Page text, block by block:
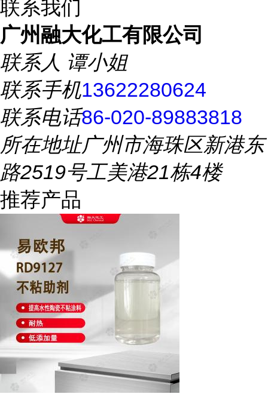
联系我们
广州融大化工有限公司
联系人 谭小姐
联系手机13622280624
联系电话86-020-89883818
所在地址广州市海珠区新港东
路2519号工美港21栋4楼
推荐产品